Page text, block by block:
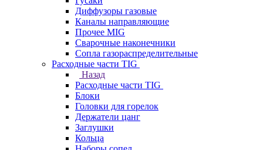
Диффузоры газовые
Каналы направляющие
Прочее MIG
Сварочные наконечники
Сопла газораспределительные
Расходные части TIG
Назад
Расходные части TIG
Блоки
Головки для горелок
Держатели цанг
Заглушки
Кольца